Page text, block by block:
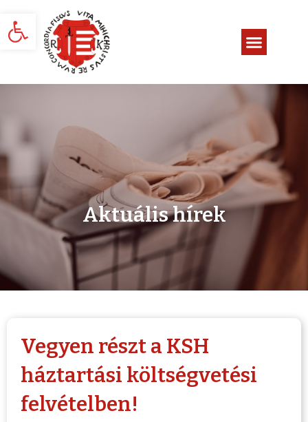
Eszköztár megnyitása
Aktuális hírek
Vegyen részt a KSH
háztartási költségvetési
felvételben!